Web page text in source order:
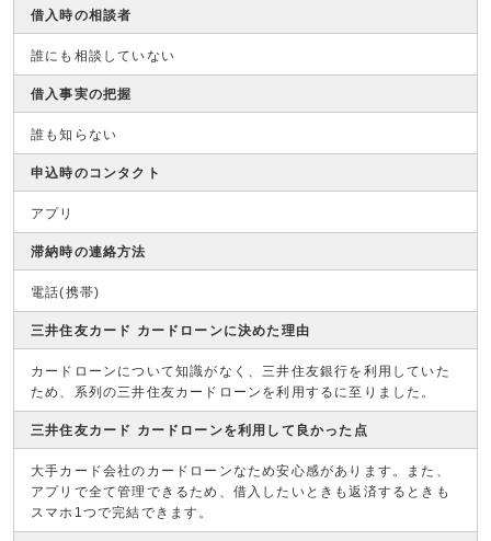
借入時の相談者
誰にも相談していない
借入事実の把握
誰も知らない
申込時のコンタクト
アプリ
滞納時の連絡方法
電話(携帯)
三井住友カード カードローンに決めた理由
カードローンについて知識がなく、三井住友銀行を利用していた
ため、系列の三井住友カードローンを利用するに至りました。
三井住友カード カードローンを利用して良かった点
大手カード会社のカードローンなため安心感があります。また、
アプリで全て管理できるため、借入したいときも返済するときも
スマホ1つで完結できます。